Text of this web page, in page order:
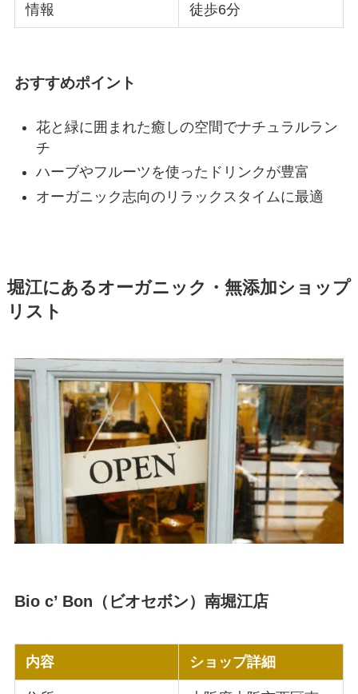
情報
徒歩6分
おすすめポイント
花と緑に囲まれた癒しの空間でナチュラルラン
チ
ハーブやフルーツを使ったドリンクが豊富
オーガニック志向のリラックスタイムに最適
堀江にあるオーガニック・無添加ショップ
リスト
Bio c’ Bon（ビオセボン）南堀江店
内容 ショップ詳細